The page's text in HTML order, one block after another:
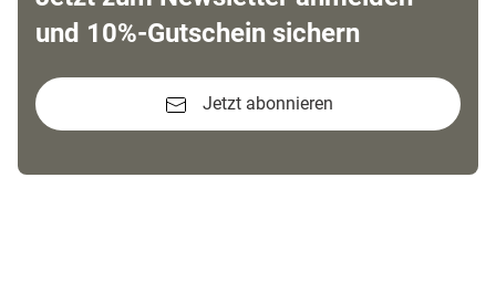
und 10%-Gutschein sichern
Jetzt abonnieren